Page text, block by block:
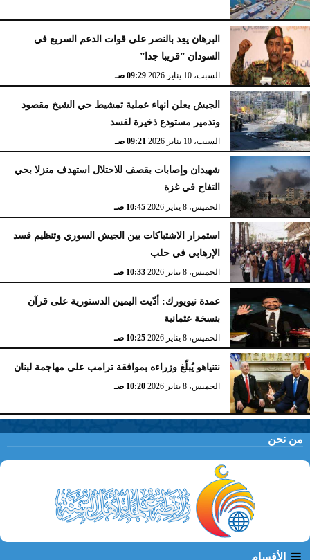
البرهان يعِد بالنصر على قوات الدعم السريع في
السودان ”قريبا جدا”
السبت، 10 يناير 2026 09:29 صـ
الجيش يعلن انهاء عملية تمشيط حي الشيخ مقصود
وتدمير مستودع ذخيرة لقسد
السبت، 10 يناير 2026 09:21 صـ
شهيدان وإصابات بقصف للاحتلال استهدف منزلا بحي
التفاح في غزة
الخميس، 8 يناير 2026 10:45 صـ
استمرار الاشتباكات بين الجيش السوري وتنظيم قسد
الإرهابي في حلب
الخميس، 8 يناير 2026 10:33 صـ
عمدة نيويورك: أدّيت اليمين الدستورية على قرآن
بنسخة عثمانية
الخميس، 8 يناير 2026 10:25 صـ
نتنياهو يُبلّغ وزراءه بموافقة ترامب على مهاجمة لبنان
الخميس، 8 يناير 2026 10:20 صـ
من نحن
الأقسام